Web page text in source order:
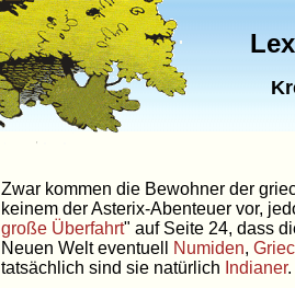
Zwar kommen die Bewohner der
keinem der Asterix-Abenteuer vor,
große Überfahrt" auf Seite 24, dass
Neuen Welt eventuell
Numiden,
tatsächlich sind sie natürlich Indianer.